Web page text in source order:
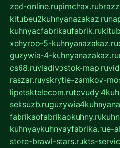
zed-online.rupimchax.ru
kitubeu2kuhnyanazakaz.ru
kuhnyaofabrikaufabrik.ru
xehyroo-5-kuhnyanazakaz.ru
guzywia-4-kuhnyanazakaz.ru
cs68.ruvladivostok-map.ru
raszar.ruvskrytie-zamkov-
lipetsktelecom.ru
seksuzb.ru
fabrikaofabrikaokuhny.ru
kuhnyaykuhnyayfabrika.rue-
store-brawl-stars.rukts-